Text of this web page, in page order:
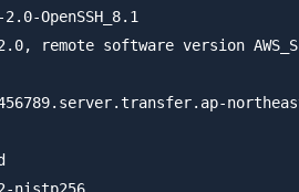
OpenSSH_8.1
remote software version